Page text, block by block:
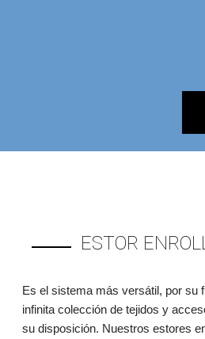
ESTOR
Es el sistema más versátil, por su
infinita colección de tejidos y
su disposición. Nuestros estores